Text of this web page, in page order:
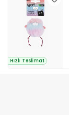
Hızlı Teslimat